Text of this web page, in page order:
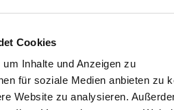
Cookies
Inhalte und Anzeigen zu
für soziale Medien anbieten zu
Website zu analysieren.
LK-12, kombinierbar mit
Kabelspiralen KS. Die steckbare